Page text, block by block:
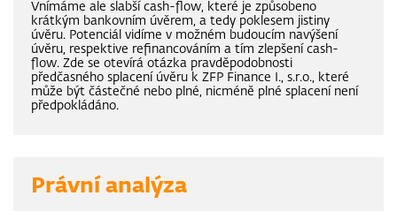
Vnímáme ale slabší cash-flow, které je způsobeno
krátkým bankovním úvěrem, a tedy poklesem jistiny
úvěru. Potenciál vidíme v možném budoucím navýšení
úvěru, respektive refinancováním a tím zlepšení cash-
flow. Zde se otevírá otázka pravděpodobnosti
předčasného splacení úvěru k ZFP Finance I., s.r.o., které
může být částečné nebo plné, nicméně plné splacení není
předpokládáno.
Právní analýza